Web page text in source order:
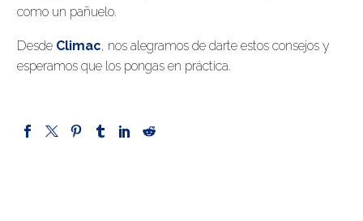
como un pañuelo.
Desde Climac, nos alegramos de darte estos consejos y
esperamos que los pongas en práctica.